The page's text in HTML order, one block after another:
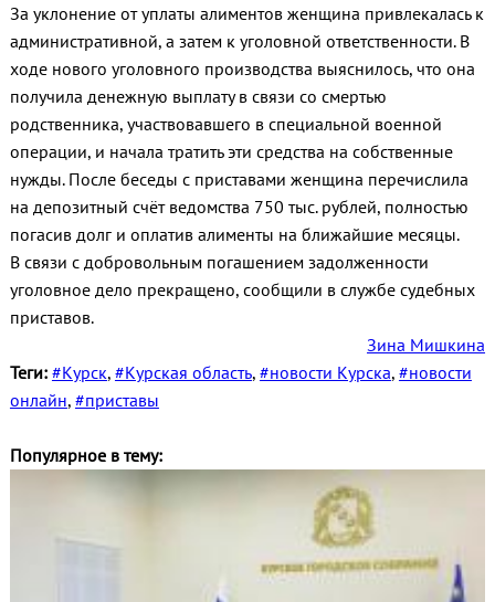
За уклонение от уплаты алиментов женщина привлекалась к
административной, а затем к уголовной ответственности. В
ходе нового уголовного производства выяснилось, что она
получила денежную выплату в связи со смертью
родственника, участвовавшего в специальной военной
операции, и начала тратить эти средства на собственные
нужды. После беседы с приставами женщина перечислила
на депозитный счёт ведомства 750 тыс. рублей, полностью
погасив долг и оплатив алименты на ближайшие месяцы.
В связи с добровольным погашением задолженности
уголовное дело прекращено, сообщили в службе судебных
приставов.
Зина Мишкина
Теги: #Курск, #Курская область, #новости Курска, #новости
онлайн, #приставы
Популярное в тему: